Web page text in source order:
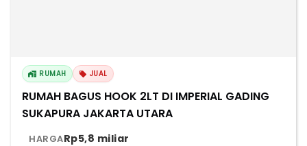
RUMAH JUAL
RUMAH BAGUS HOOK 2LT DI IMPERIAL GADING
SUKAPURA JAKARTA UTARA
HARGARp5,8 miliar